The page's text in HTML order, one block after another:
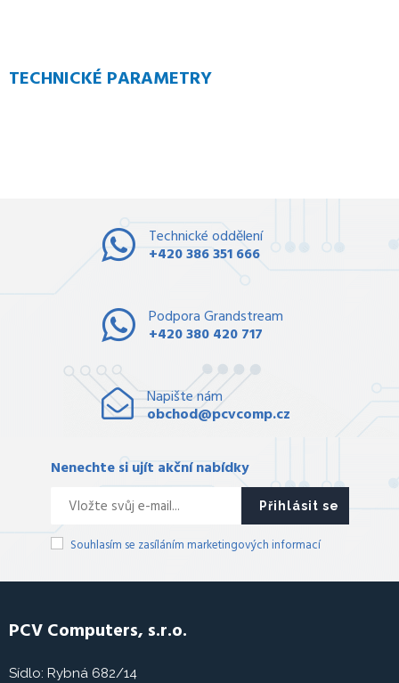
TECHNICKÉ PARAMETRY
Technické oddělení
+420 386 351 666
Podpora Grandstream
+420 380 420 717
Napište nám
obchod@pcvcomp.cz
Nenechte si ujít akční nabídky
Přihlásit se
Souhlasím se zasíláním marketingových informací
PCV Computers, s.r.o.
Sídlo: Rybná 682/14